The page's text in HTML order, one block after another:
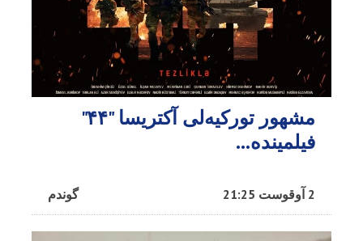
مشهور تورکیه‌لی آکتریسا "۴۴"
فیلمینده...
گوندم 2 آوقوست 21:25